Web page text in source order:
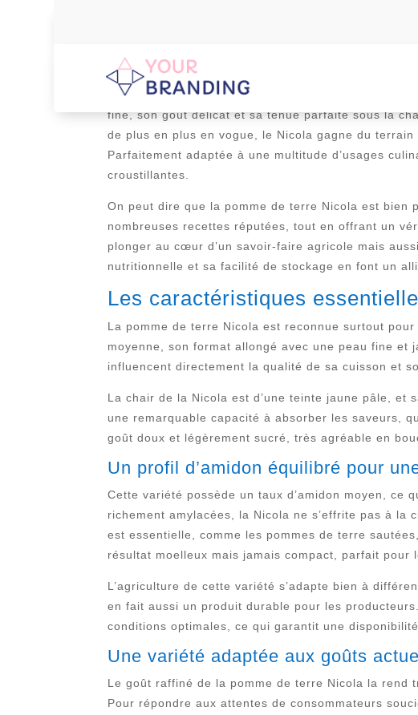
La pomme de terre Nicola s’impose comme une
polyvalence en cuisson. Cette tubercule, au
fine, son goût délicat et sa tenue parfaite sous la
de plus en plus en vogue, le Nicola gagne du
Parfaitement adaptée à une multitude d’usages
croustillantes.
On peut dire que la pomme de terre Nicola est bien
nombreuses recettes réputées, tout en offrant un
plonger au cœur d’un savoir-faire agricole mais
nutritionnelle et sa facilité de stockage en font un
Les caractéristiques
La pomme de terre Nicola est reconnue surtout
moyenne, son format allongé avec une peau fine
influencent directement la qualité de sa cuisson et
La chair de la Nicola est d’une teinte jaune pâle,
une remarquable capacité à absorber les saveurs,
goût doux et légèrement sucré, très agréable en
Un profil d’amidon équilibré pour
Cette variété possède un taux d’amidon moyen, ce
richement amylacées, la Nicola ne s’effrite pas à
est essentielle, comme les pommes de terre
résultat moelleux mais jamais compact, parfait pour
L’agriculture de cette variété s’adapte bien à
en fait aussi un produit durable pour les
conditions optimales, ce qui garantit une
Une variété adaptée aux goûts
Le goût raffiné de la pomme de terre Nicola la rend
Pour répondre aux attentes de consommateurs